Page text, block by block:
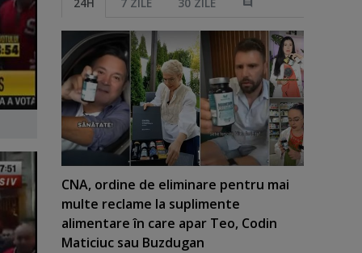
CNA, ordine de eliminare pentru mai
multe reclame la suplimente
alimentare în care apar Teo, Codin
Maticiuc sau Buzdugan